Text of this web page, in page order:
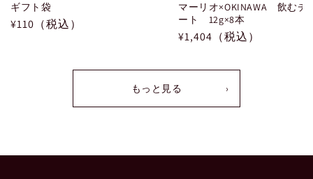
ギフト袋
通
¥110（税込）
マーリオ×OKINAWA 飲むチ
ート 12g×8本
通
価
格
¥1,404（税込）
もっと見る ›